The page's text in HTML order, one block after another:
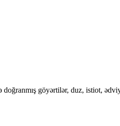
göyərtilər, duz, istiot,